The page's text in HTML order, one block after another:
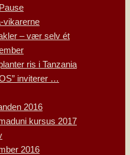
vikarerne
– vær selv ét
ris i Tanzania
inviterer …
2016
kursus 2017
2016